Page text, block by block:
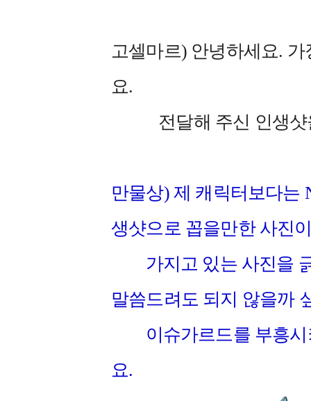
고셀마르) 안녕하세요.
요.
전달해 주신 인생샷을
만물상) 제 캐릭터보다는
생샷으로 꼽을만한 사진
가지고 있는 사진을 긁
말씀드려도 되지 않을까
이슈가르드를 부흥시
요.